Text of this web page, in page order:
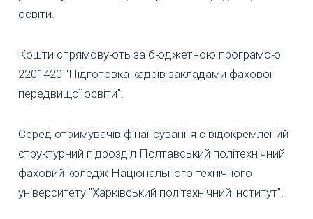
освіти.
Кошти спрямовують за бюджетною програмою
2201420 "Підготовка кадрів закладами фахової
передвищої освіти".
Серед отримувачів фінансування є відокремлений
структурний підрозділ Полтавський політехнічний
фаховий коледж Національного технічного
університету "Харківський політехнічний інститут”.